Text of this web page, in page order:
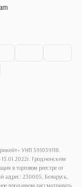
УНП 591039118.
Гродненским
в торговом реестре от
230005, Беларусь,
продавцом рассматривать